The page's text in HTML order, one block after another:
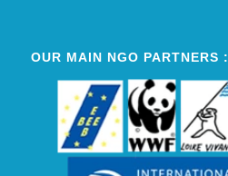
OUR MAIN NGO PARTNERS :